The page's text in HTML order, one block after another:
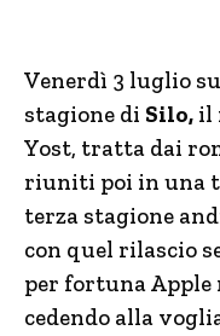
Venerdì 3 luglio
stagione di Silo, il
Yost, tratta dai
riuniti poi in una
terza stagione
con quel rilascio
per fortuna Apple
cedendo alla